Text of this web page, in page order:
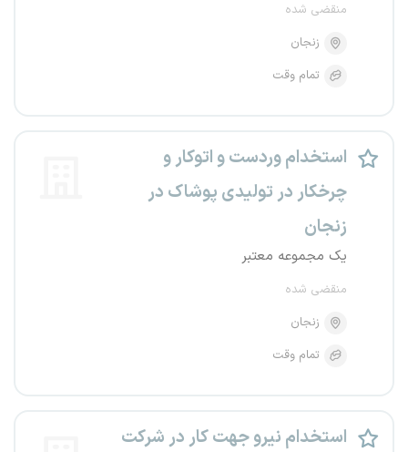
منقضی شده
زنجان
تمام وقت
استخدام وردست و اتوکار و
چرخکار در تولیدی پوشاک در
زنجان
یک مجموعه معتبر
منقضی شده
زنجان
تمام وقت
استخدام نیرو جهت کار در شرکت